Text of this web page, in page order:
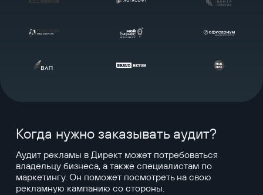
Когда нужно заказывать аудит?
Аудит рекламы в Директ может потребоваться
владельцу бизнеса, а также специалистам по
маркетингу. Он поможет посмотреть на свою
рекламную кампанию со стороны.